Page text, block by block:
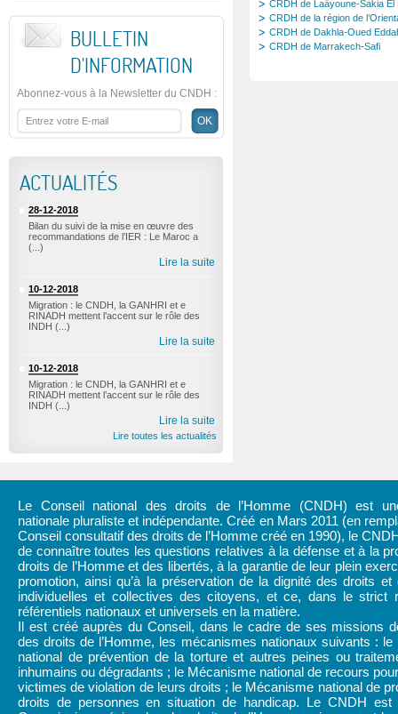
BULLETIN
D'INFORMATION
Abonnez-vous à la Newsletter du CNDH :
ACTUALITÉS
28-12-2018
Bilan du suivi de la mise en œuvre des
recommandations de l’IER : Le Maroc a
(...)
Lire la suite
10-12-2018
Migration : le CNDH, la GANHRI et e
RINADH mettent l’accent sur le rôle des
INDH (...)
Lire la suite
10-12-2018
Migration : le CNDH, la GANHRI et e
RINADH mettent l’accent sur le rôle des
INDH (...)
Lire la suite
Lire toutes les actualités
CRDH de Laâyoune-Sakia El
CRDH de la région de
CRDH de Dakhla-Oued
CRDH de Marrakech-Safi
Le Conseil national des droits de l’Homme (CNDH) est
nationale pluraliste et indépendante. Créé en Mars 2011 (en
Conseil consultatif des droits de l’Homme créé en 1990), le
de connaître toutes les questions relatives à la défense et à la
droits de l’Homme et des libertés, à la garantie de leur plein
promotion, ainsi qu’à la préservation de la dignité des droits et
individuelles et collectives des citoyens, et ce, dans le strict
référentiels nationaux et universels en la matière.
Il est créé auprès du Conseil, dans le cadre de ses missions
des droits de l’Homme, les mécanismes nationaux suivants : le
national de prévention de la torture et autres peines ou
inhumains ou dégradants ; le Mécanisme national de recours
victimes de violation de leurs droits ; le Mécanisme national de
droits de personnes en situation de handicap. Le CNDH est